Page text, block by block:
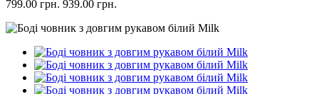
799.00 грн. 939.00 грн.